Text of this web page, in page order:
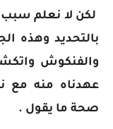
لكن لا نعلم سبب
بالتحديد وهذه
والفنكوش
عهدناه منه مع
صحة ما يقول .